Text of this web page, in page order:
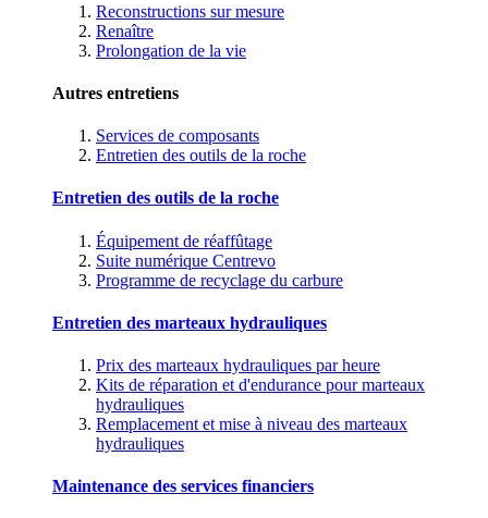
Reconstructions sur mesure
Renaître
Prolongation de la vie
Autres entretiens
Services de composants
Entretien des outils de la roche
Entretien des outils de la roche
Équipement de réaffûtage
Suite numérique Centrevo
Programme de recyclage du carbure
Entretien des marteaux hydrauliques
Prix des marteaux hydrauliques par heure
Kits de réparation et d'endurance pour marteaux
hydrauliques
Remplacement et mise à niveau des marteaux
hydrauliques
Maintenance des services financiers